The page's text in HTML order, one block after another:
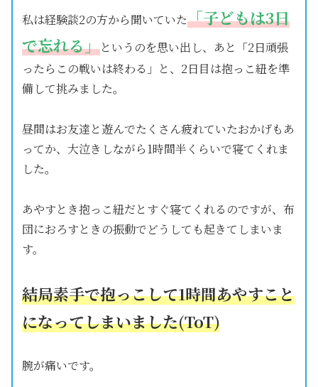
私は経験談2の方から聞いていた「子どもは3日
で忘れる」というのを思い出し、あと「2日頑張
ったらこの戦いは終わる」と、2日目は抱っこ紐を準
備して挑みました。
昼間はお友達と遊んでたくさん疲れていたおかげもあ
ってか、大泣きしながら1時間半くらいで寝てくれま
した。
あやすとき抱っこ紐だとすぐ寝てくれるのですが、布
団におろすときの振動でどうしても起きてしまいま
す。
結局素手で抱っこして1時間あやすこと
になってしまいました(ToT)
腕が痛いです。